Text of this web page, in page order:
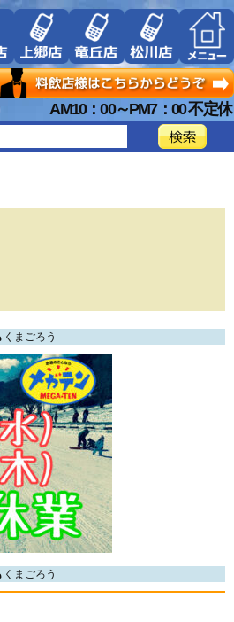
AM10：00～PM7：00 不定休
くまごろう
くまごろう